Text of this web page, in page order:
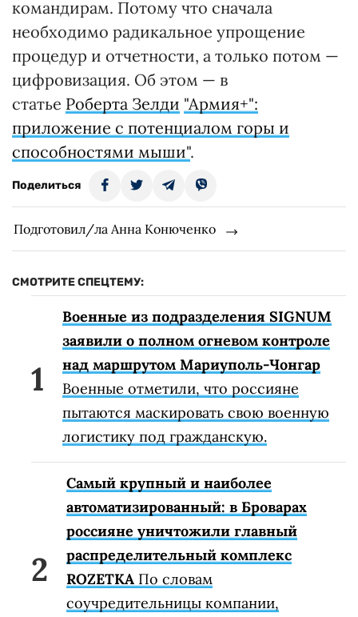
командирам. Потому что сначала
необходимо радикальное упрощение
процедур и отчетности, а только потом —
цифровизация. Об этом — в
статье Роберта Зелди "Армия+":
приложение с потенциалом горы и
способностями мыши".
Поделиться
Подготовил/ла Анна Конюченко
СМОТРИТЕ СПЕЦТЕМУ:
Военные из подразделения SIGNUM
заявили о полном огневом контроле
над маршрутом Мариуполь-Чонгар
Военные отметили, что россияне
пытаются маскировать свою военную
логистику под гражданскую.
Самый крупный и наиболее
автоматизированный: в Броварах
россияне уничтожили главный
распределительный комплекс
ROZETKA По словам
соучредительницы компании,